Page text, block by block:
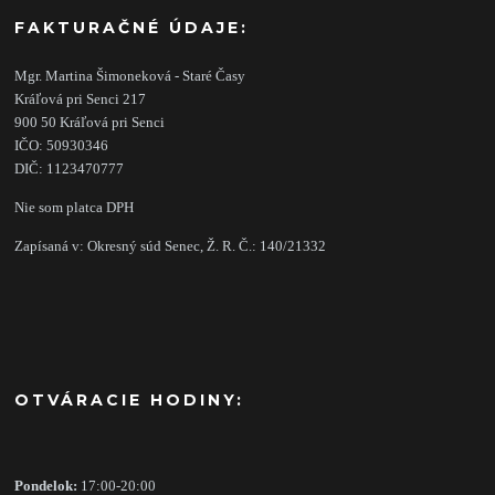
FAKTURAČNÉ ÚDAJE:
Mgr. Martina Šimoneková - Staré Časy
Kráľová pri Senci 217
900 50 Kráľová pri Senci
IČO: 50930346
DIČ: 1123470777
Nie som platca DPH
Zapísaná v: Okresný súd Senec, Ž. R. Č.: 140/21332
OTVÁRACIE HODINY:
Pondelok: 17:00-20:00